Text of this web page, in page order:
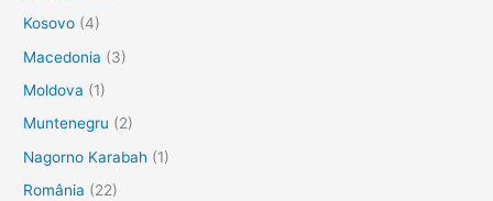
Kosovo (4)
Macedonia (3)
Moldova (1)
Muntenegru (2)
Nagorno Karabah (1)
România (22)